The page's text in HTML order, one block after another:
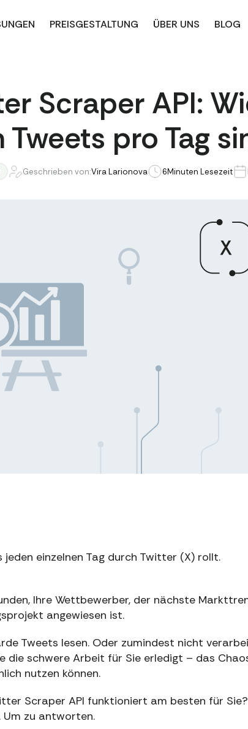
PREISGESTALTUNG ÜBER UNS BLOG
Scraper API:
Tweets pro Tag
Geschrieben von:Vira Larionova 6Minuten Lesezeit
jeden einzelnen Tag durch Twitter (X) rollt.
Ihre Wettbewerber, der nächste
angewiesen ist.
Tweets lesen. Oder zumindest nicht
die schwere Arbeit für Sie erledigt – das
nutzen können.
Scraper API funktioniert am besten für Sie?
zu antworten.